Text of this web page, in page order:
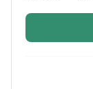
Sample:
Printing: